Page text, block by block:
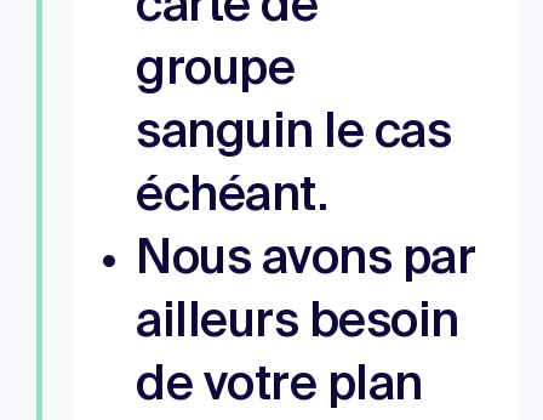
groupe
sanguin le cas
échéant.
Nous avons par
ailleurs besoin
de votre plan